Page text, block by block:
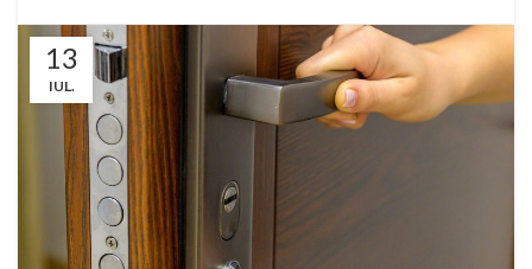
13
IUL.